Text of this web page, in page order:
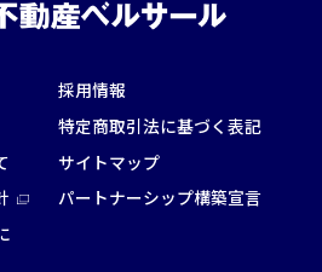
採用情報
特定商取引法に基づく表記
サイトマップ
パートナーシップ構築宣言